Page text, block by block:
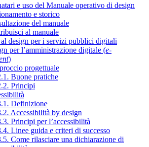
e uso del Manuale operativo di design
e storico
del manuale
al manuale
design per i servizi pubblici digitali
per l’amministrazione digitale (e-
)
progettuale
Buone pratiche
Principi
Definizione
Accessibilità by design
Principi per l’accessibilità
Linee guida e criteri di successo
Come rilasciare una dichiarazione di